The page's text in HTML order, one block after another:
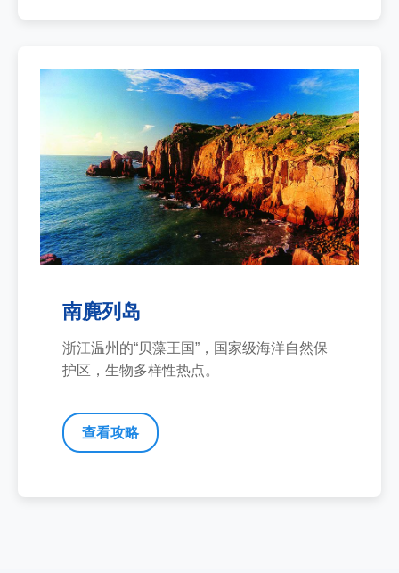
南麂列岛
浙江温州的“贝藻王国”，国家级海洋自然保
护区，生物多样性热点。
查看攻略